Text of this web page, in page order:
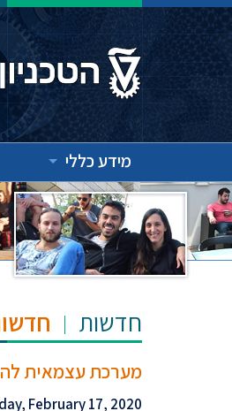
מידע כללי
חדשות
מערכת עצמאית
February 17, 2020